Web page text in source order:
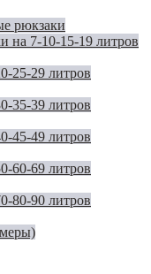
рюкзаки
на 7-10-15-19 литров
25-29 литров
35-39 литров
45-49 литров
60-69 литров
80-90 литров